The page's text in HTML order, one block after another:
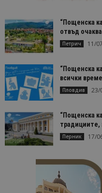
“Пощенска
отвъд
Петрич 11/
“Пощенска
всички
Пловдив 23/
“Пощенска
традициите,
Перник 17/